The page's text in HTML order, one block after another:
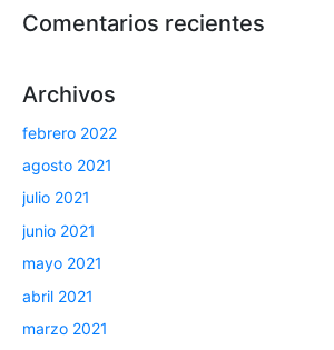
Comentarios recientes
Archivos
febrero 2022
agosto 2021
julio 2021
junio 2021
mayo 2021
abril 2021
marzo 2021